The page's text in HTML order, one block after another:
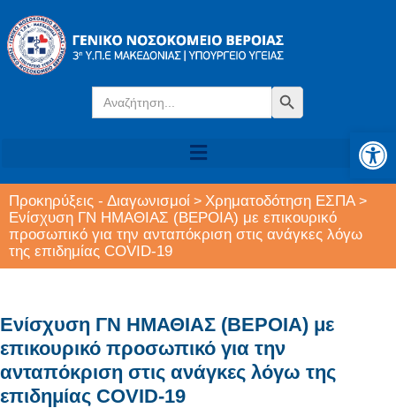
Search
for:
Search Button
Προκηρύξεις - Διαγωνισμοί > Χρηματοδότηση ΕΣΠΑ >
Ενίσχυση ΓΝ ΗΜΑΘΙΑΣ (ΒΕΡΟΙΑ) με επικουρικό
προσωπικό για την ανταπόκριση στις ανάγκες λόγω
της επιδημίας COVID-19
Ενίσχυση ΓΝ ΗΜΑΘΙΑΣ (ΒΕΡΟΙΑ) με
επικουρικό προσωπικό για την
ανταπόκριση στις ανάγκες λόγω της
επιδημίας COVID-19